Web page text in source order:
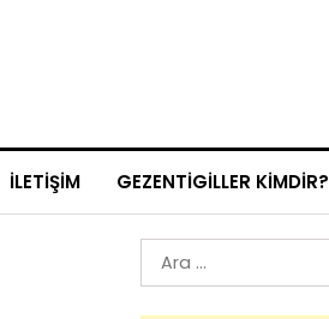
İLETIŞIM GEZENTIGILLER KIMDIR?
Arama: